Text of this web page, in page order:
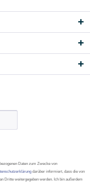
Daten zum Zwecke von
darüber informiert, dass die von
Dritte weitergegeben werden. Ich bin außerdem